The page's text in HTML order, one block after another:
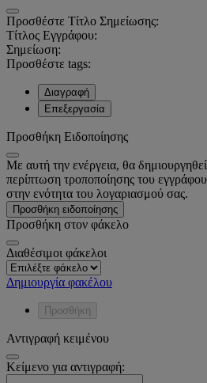
Προσθέστε Τίτλο Σημείωσης:
Τίτλος Εγγράφου:
Σημείωση:
Προσθέστε tags:
Διαγραφή
Επεξεργασία
Προσθήκη Ειδοποίησης
Με αυτή την ενέργεια, θα
περίπτωση τροποποίησης του
στην ενότητα του λογαριασμού σας.
Προσθήκη ειδοποίησης
Προσθήκη στον φάκελο
Διαθέσιμοι φάκελοι
Δημιουργία φακέλου
Προσθήκη
Αντιγραφή κειμένου
Κείμενο για αντιγραφή: